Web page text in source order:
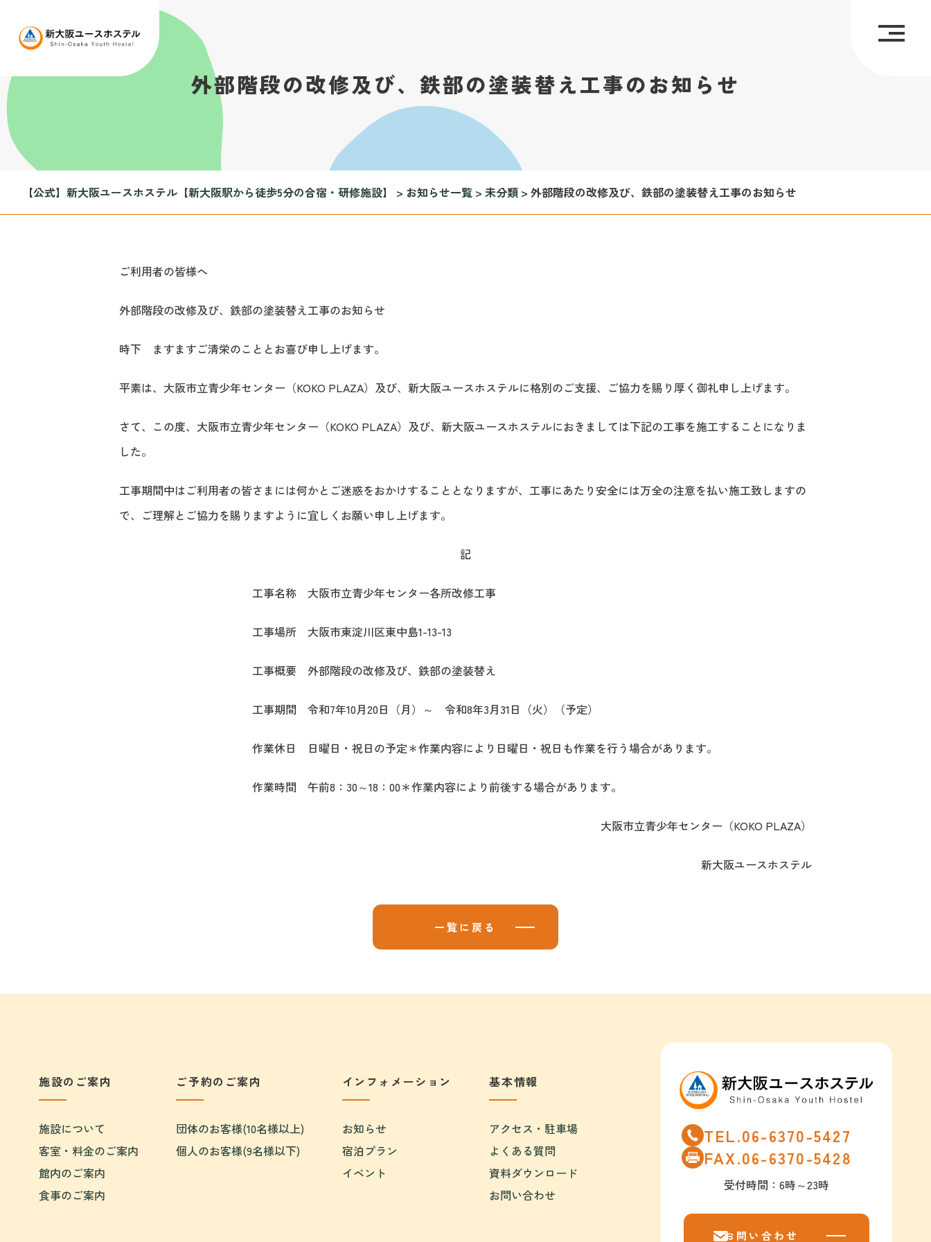
外部階段の改修及び、鉄部の塗装替え工事のお知らせ
【公式】新大阪ユースホステル【新大阪駅から徒歩5分の合宿・研修施設】 > お知らせ一覧 > 未分類 > 外部階段の改修及び、鉄部の塗装替え工事のお知らせ
ご利用者の皆様へ
外部階段の改修及び、鉄部の塗装替え工事のお知らせ
時下 ますますご清栄のこととお喜び申し上げます。
平素は、大阪市立青少年センター（KOKO PLAZA）及び、新大阪ユースホステルに格別のご支援、ご協力を賜り厚く御礼申し上げます。
さて、この度、大阪市立青少年センター（KOKO PLAZA）及び、新大阪ユースホステルにおきましては下記の工事を施工することになりま
した。
工事期間中はご利用者の皆さまには何かとご迷惑をおかけすることとなりますが、工事にあたり安全には万全の注意を払い施工致しますの
で、ご理解とご協力を賜りますように宜しくお願い申し上げます。
記
工事名称 大阪市立青少年センター各所改修工事
工事場所 大阪市東淀川区東中島1-13-13
工事概要 外部階段の改修及び、鉄部の塗装替え
工事期間 令和7年10月20日（月）～ 令和8年3月31日（火）（予定）
作業休日 日曜日・祝日の予定＊作業内容により日曜日・祝日も作業を行う場合があります。
作業時間 午前8：30～18：00＊作業内容により前後する場合があります。
大阪市立青少年センター（KOKO PLAZA）
新大阪ユースホステル
一覧に戻る
施設のご案内
施設について
客室・料金のご案内
館内のご案内
食事のご案内
ご予約のご案内
団体のお客様(10名様以上)
個人のお客様(9名様以下)
インフォメーション
お知らせ
宿泊プラン
イベント
基本情報
アクセス・駐車場
よくある質問
資料ダウンロード
お問い合わせ
TEL.06-6370-5427
FAX.06-6370-5428
受付時間：6時～23時
お問い合わせ